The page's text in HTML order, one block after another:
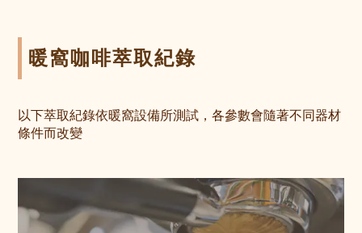
暖窩咖啡萃取紀錄
以下萃取紀錄依暖窩設備所測試，各參數會隨著不同器材
條件而改變